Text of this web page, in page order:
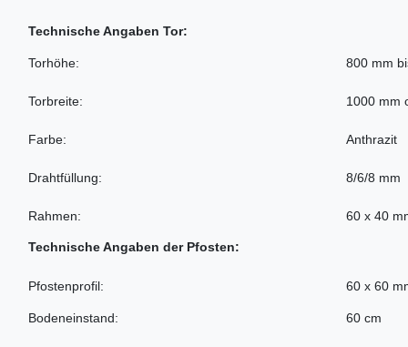
Technische Angaben Tor:
Torhöhe:
Torbreite:
Farbe:
Drahtfüllung:
Rahmen:
800 mm
1000 mm
Anthrazit
8/6/8 mm
60 x 40
Technische Angaben der Pfosten:
Pfostenprofil:
Bodeneinstand:
60 x 60
60 cm